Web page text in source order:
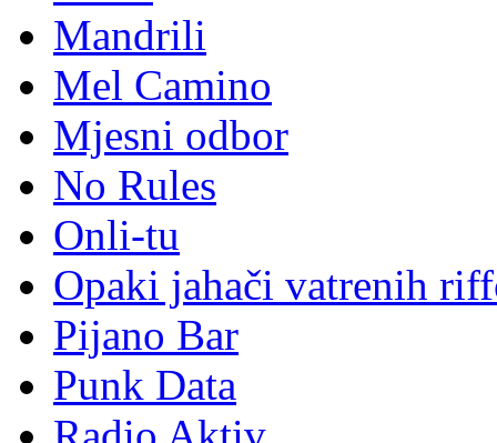
Mandrili
Mel Camino
Mjesni odbor
No Rules
Onli-tu
Opaki jahači vatrenih
Pijano Bar
Punk Data